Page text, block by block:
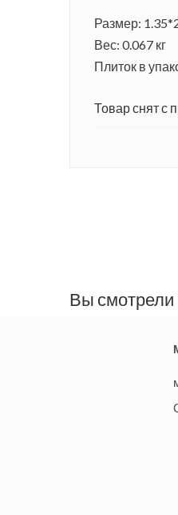
Размер:
Вес: 0.067 кг
Плиток в
Товар снят с
Вы смотрели